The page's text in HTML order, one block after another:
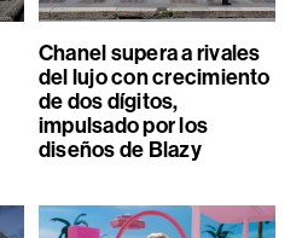
Chanel supera a rivales
del lujo con crecimiento
de dos dígitos,
impulsado por los
diseños de Blazy